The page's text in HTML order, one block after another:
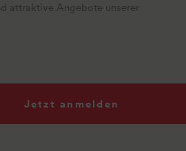
attraktive Angebote unserer
Jetzt anmelden